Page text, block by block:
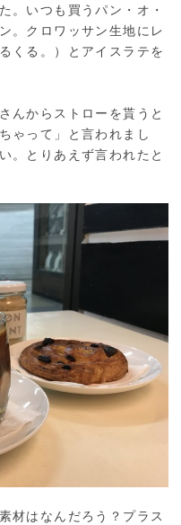
。いつも買うパン・オ・
。クロワッサン生地にレ
くる。）とアイスラテを
んからストローを貰うと
ゃって」と言われまし
。とりあえず言われたと
材はなんだろう？プラス